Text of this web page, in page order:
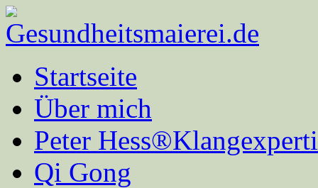
Startseite
Über mich
Peter
Qi Gong